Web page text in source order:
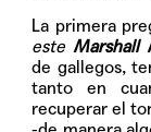
La primera
esteMarshall
de gallegos,
tanto en
recuperar el